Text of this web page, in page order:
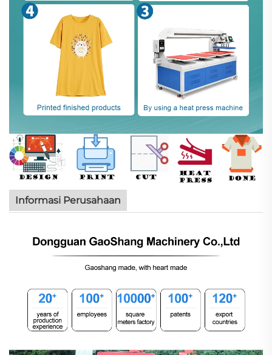
Informasi Perusahaan